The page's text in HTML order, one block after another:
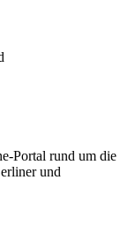
Portal rund um die
und